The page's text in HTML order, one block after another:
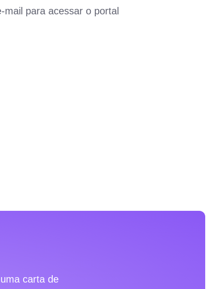
mail para acessar o portal
carta de